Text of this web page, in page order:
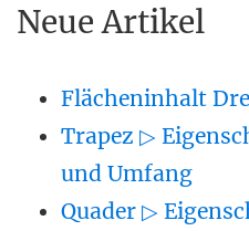
Neue Artikel
Flächeninhalt
Trapez ▷
und Umfang
Quader ▷